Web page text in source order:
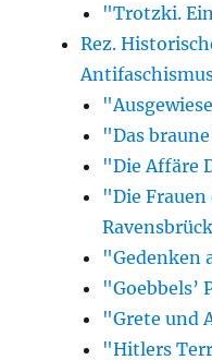
"Trotzki.
Rez.
"Das
"Die Affäre
"Die
"Gedenken
"Goebbels’
"Grete und
"Hitlers